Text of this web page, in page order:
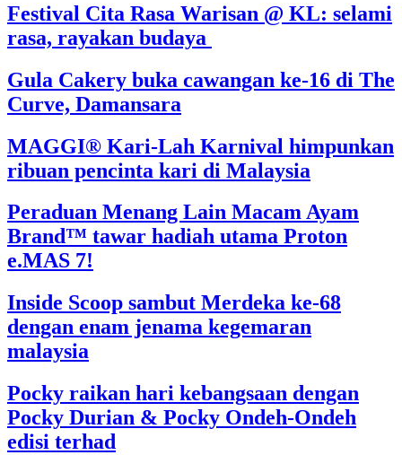
Festival Cita Rasa Warisan @ KL: selami
rasa, rayakan budaya
Gula Cakery buka cawangan ke-16 di The
Curve, Damansara
MAGGI® Kari-Lah Karnival himpunkan
ribuan pencinta kari di Malaysia
Peraduan Menang Lain Macam Ayam
Brand™ tawar hadiah utama Proton
e.MAS 7!
Inside Scoop sambut Merdeka ke-68
dengan enam jenama kegemaran
malaysia
Pocky raikan hari kebangsaan dengan
Pocky Durian & Pocky Ondeh-Ondeh
edisi terhad